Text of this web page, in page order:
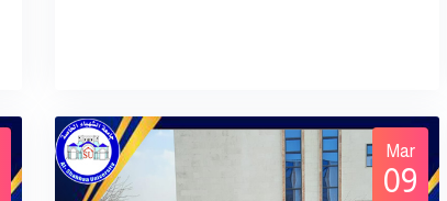
Mar
09